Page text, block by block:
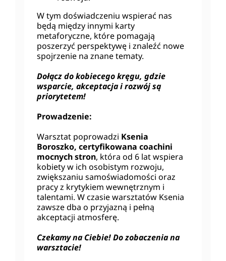
W tym doświadczeniu wspierać nas
będą między innymi karty
metaforyczne, które pomagają
poszerzyć perspektywę i znaleźć nowe
spojrzenie na znane tematy.
Dołącz do kobiecego kręgu, gdzie
wsparcie, akceptacja i rozwój są
priorytetem!
Prowadzenie:
Warsztat poprowadzi Ksenia
Boroszko, certyfikowana coachini
mocnych stron, która od 6 lat wspiera
kobiety w ich osobistym rozwoju,
zwiększaniu samoświadomości oraz
pracy z krytykiem wewnętrznym i
talentami. W czasie warsztatów Ksenia
zawsze dba o przyjazną i pełną
akceptacji atmosferę.
Czekamy na Ciebie! Do zobaczenia na
warsztacie!